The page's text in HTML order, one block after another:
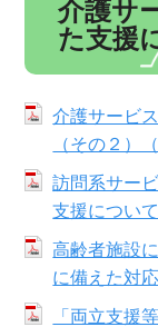
介護サ
た支援
介護サービ
（その２）
訪問系サー
支援につい
高齢者施設
に備えた対
「両立支援